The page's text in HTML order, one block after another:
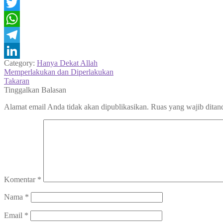
Facebook
Twitter
WhatsApp
Telegram
LinkedIn
Category: Hanya Dekat Allah
Navigasi
pos
Previous
post:
Memperlakukan dan Diperlakukan
Next
post:
Takaran
Tinggalkan Balasan
Alamat email Anda tidak akan dipublikasikan. Ruas yang wajib
Komentar *
Nama *
Email *